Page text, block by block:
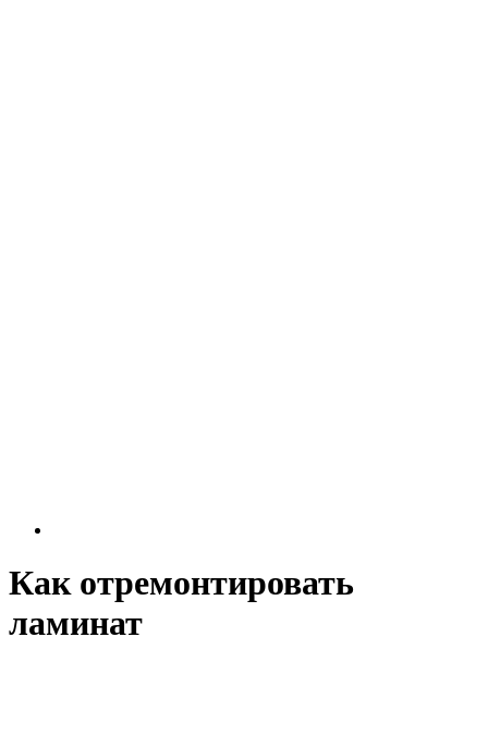
Как отремонтировать
ламинат